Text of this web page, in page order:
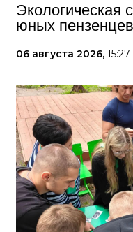
Экологическая
юных
06 августа 2026, 15:27